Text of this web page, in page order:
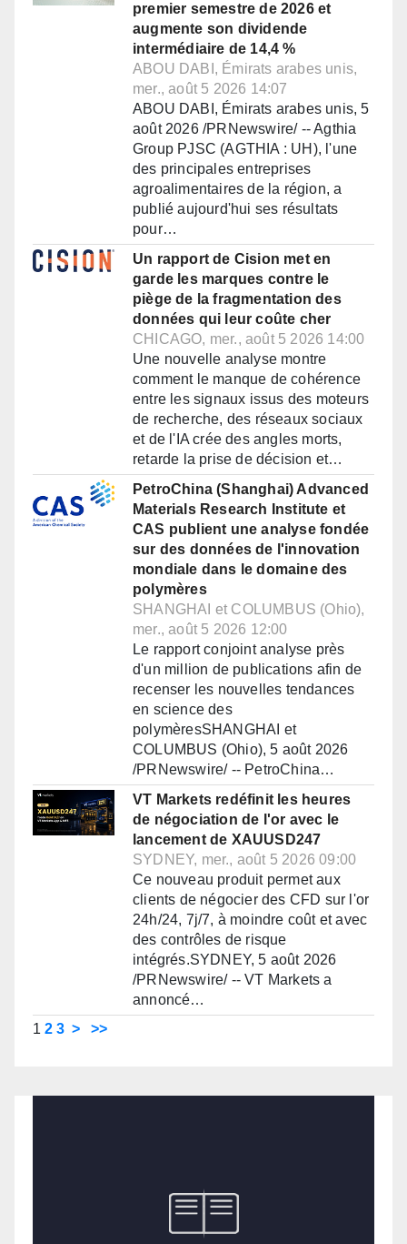
premier semestre de 2026 et
augmente son dividende
intermédiaire de 14,4 %
ABOU DABI, Émirats arabes unis,
mer., août 5 2026 14:07
ABOU DABI, Émirats arabes unis, 5
août 2026 /PRNewswire/ -- Agthia
Group PJSC (AGTHIA : UH), l'une
des principales entreprises
agroalimentaires de la région, a
publié aujourd'hui ses résultats
pour…
Un rapport de Cision met en
garde les marques contre le
piège de la fragmentation des
données qui leur coûte cher
CHICAGO, mer., août 5 2026 14:00
Une nouvelle analyse montre
comment le manque de cohérence
entre les signaux issus des moteurs
de recherche, des réseaux sociaux
et de l'IA crée des angles morts,
retarde la prise de décision et…
PetroChina (Shanghai) Advanced
Materials Research Institute et
CAS publient une analyse fondée
sur des données de l'innovation
mondiale dans le domaine des
polymères
SHANGHAI et COLUMBUS (Ohio),
mer., août 5 2026 12:00
Le rapport conjoint analyse près
d'un million de publications afin de
recenser les nouvelles tendances
en science des
polymèresSHANGHAI et
COLUMBUS (Ohio), 5 août 2026
/PRNewswire/ -- PetroChina…
VT Markets redéfinit les heures
de négociation de l'or avec le
lancement de XAUUSD247
SYDNEY, mer., août 5 2026 09:00
Ce nouveau produit permet aux
clients de négocier des CFD sur l'or
24h/24, 7j/7, à moindre coût et avec
des contrôles de risque
intégrés.SYDNEY, 5 août 2026
/PRNewswire/ -- VT Markets a
annoncé…
1 2 3 > >>